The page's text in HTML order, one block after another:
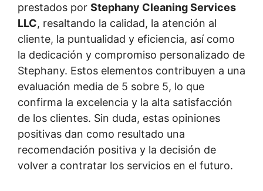
prestados por Stephany Cleaning Services
LLC, resaltando la calidad, la atención al
cliente, la puntualidad y eficiencia, así como
la dedicación y compromiso personalizado de
Stephany. Estos elementos contribuyen a una
evaluación media de 5 sobre 5, lo que
confirma la excelencia y la alta satisfacción
de los clientes. Sin duda, estas opiniones
positivas dan como resultado una
recomendación positiva y la decisión de
volver a contratar los servicios en el futuro.